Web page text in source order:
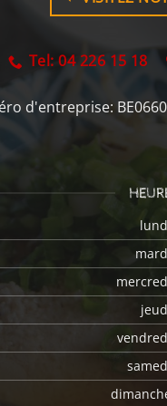
Tel: 04 226 15 18
d'entreprise: